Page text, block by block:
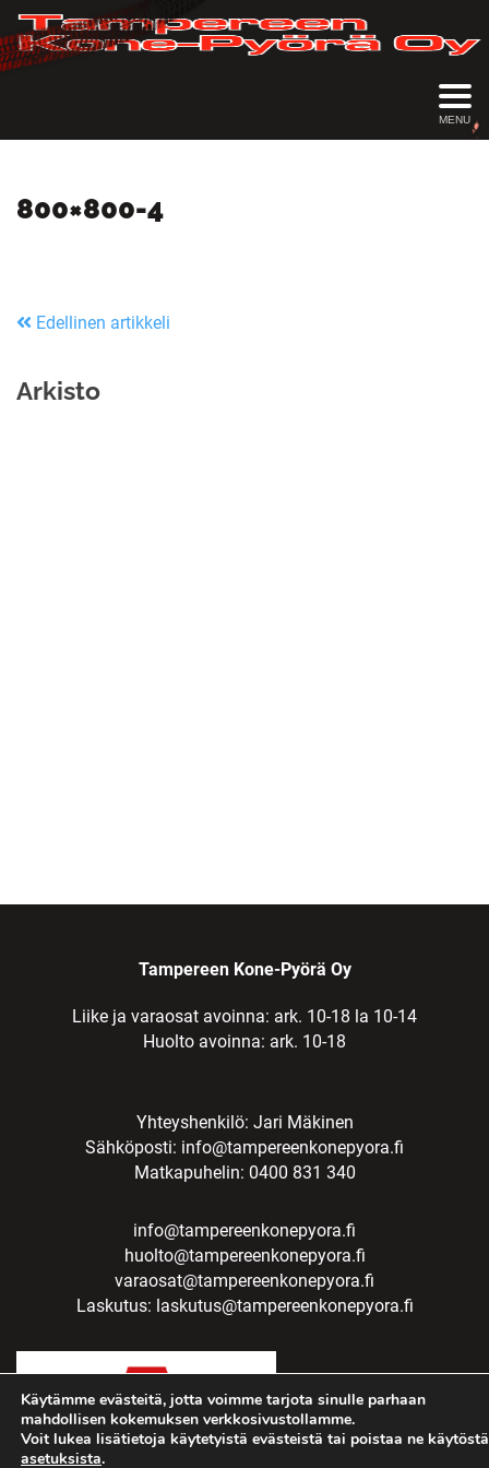
MENU
800×800-4
Edellinen artikkeli
Arkisto
Tampereen Kone-Pyörä Oy
Liike ja varaosat avoinna: ark. 10-18 la 10-14
Huolto avoinna: ark. 10-18
Yhteyshenkilö: Jari Mäkinen
Sähköposti: info@tampereenkonepyora.fi
Matkapuhelin: 0400 831 340
info@tampereenkonepyora.fi
huolto@tampereenkonepyora.fi
varaosat@tampereenkonepyora.fi
Laskutus: laskutus@tampereenkonepyora.fi
Käytämme evästeitä, jotta voimme tarjota sinulle parhaan
mahdollisen kokemuksen verkkosivustollamme.
Voit lukea lisätietoja käytetyistä evästeistä tai poistaa ne käytöstä
asetuksista.